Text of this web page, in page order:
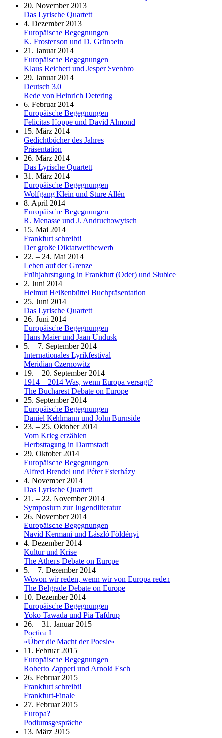
20. November 2013
Das Lyrische Quartett
4. Dezember 2013
Europäische Begegnungen
K. Frostenson und D. Grünbein
21. Januar 2014
Europäische Begegnungen
Klaus Reichert und Jesper Svenbro
29. Januar 2014
Deutsch 3.0
Rede von Heinrich Detering
6. Februar 2014
Europäische Begegnungen
Felicitas Hoppe und David Almond
15. März 2014
Gedichtbücher des Jahres
Präsentation
26. März 2014
Das Lyrische Quartett
31. März 2014
Europäische Begegnungen
Wolfgang Klein und Sture Allén
8. April 2014
Europäische Begegnungen
R. Menasse und J. Andruchowytsch
15. Mai 2014
Frankfurt schreibt!
Der große Diktatwettbewerb
22. – 24. Mai 2014
Leben auf der Grenze
Frühjahrstagung in Frankfurt (Oder) und Słubice
2. Juni 2014
Helmut Heißenbüttel Buchpräsentation
25. Juni 2014
Das Lyrische Quartett
26. Juni 2014
Europäische Begegnungen
Hans Maier und Jaan Undusk
5. – 7. September 2014
Internationales Lyrikfestival
Meridian Czernowitz
19. – 20. September 2014
1914 – 2014 Was, wenn Europa versagt?
The Bucharest Debate on Europe
25. September 2014
Europäische Begegnungen
Daniel Kehlmann und John Burnside
23. – 25. Oktober 2014
Vom Krieg erzählen
Herbsttagung in Darmstadt
29. Oktober 2014
Europäische Begegnungen
Alfred Brendel und Péter Esterházy
4. November 2014
Das Lyrische Quartett
21. – 22. November 2014
Symposium zur Jugendliteratur
26. November 2014
Europäische Begegnungen
Navid Kermani und László Földényi
4. Dezember 2014
Kultur und Krise
The Athens Debate on Europe
5. – 7. Dezember 2014
Wovon wir reden, wenn wir von Europa reden
The Belgrade Debate on Europe
10. Dezember 2014
Europäische Begegnungen
Yoko Tawada und Pia Tafdrup
26. – 31. Januar 2015
Poetica I
»Über die Macht der Poesie«
11. Februar 2015
Europäische Begegnungen
Roberto Zapperi und Arnold Esch
26. Februar 2015
Frankfurt schreibt!
Frankfurt-Finale
27. Februar 2015
Europa?
Podiumsgespräche
13. März 2015